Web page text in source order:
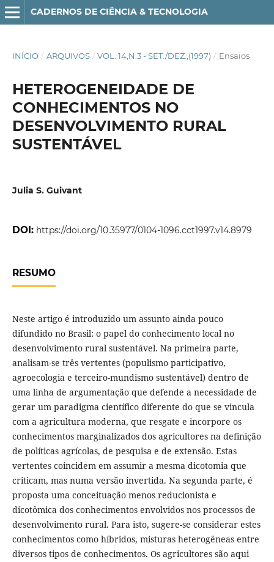
CADERNOS DE CIÊNCIA & TECNOLOGIA
INÍCIO / ARQUIVOS / VOL. 14,N.3 - SET./DEZ.,(1997) / Ensaios
HETEROGENEIDADE DE
CONHECIMENTOS NO
DESENVOLVIMENTO RURAL
SUSTENTÁVEL
Julia S. Guivant
DOI: https://doi.org/10.35977/0104-1096.cct1997.v14.8979
RESUMO
Neste artigo é introduzido um assunto ainda pouco
difundido no Brasil: o papel do conhecimento local no
desenvolvimento rural sustentável. Na primeira parte,
analisam-se três vertentes (populismo participativo,
agroecologia e terceiro-mundismo sustentável) dentro de
uma linha de argumentação que defende a necessidade de
gerar um paradigma científico diferente do que se vincula
com a agricultura moderna, que resgate e incorpore os
conhecimentos marginalizados dos agricultores na definição
de políticas agrícolas, de pesquisa e de extensão. Estas
vertentes coincidem em assumir a mesma dicotomia que
criticam, mas numa versão invertida. Na segunda parte, é
proposta uma conceituação menos reducionista e
dicotômica dos conhecimentos envolvidos nos processos de
desenvolvimento rural. Para isto, sugere-se considerar estes
conhecimentos como híbridos, misturas heterogêneas entre
diversos tipos de conhecimentos. Os agricultores são aqui